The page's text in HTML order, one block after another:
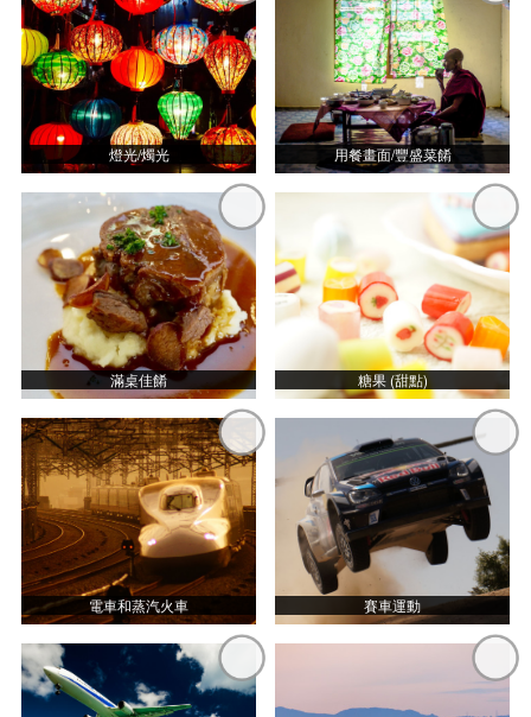
燈光/燭光 用餐畫面/豐盛菜餚
滿桌佳餚 糖果 (甜點)
電車和蒸汽火車 賽車運動